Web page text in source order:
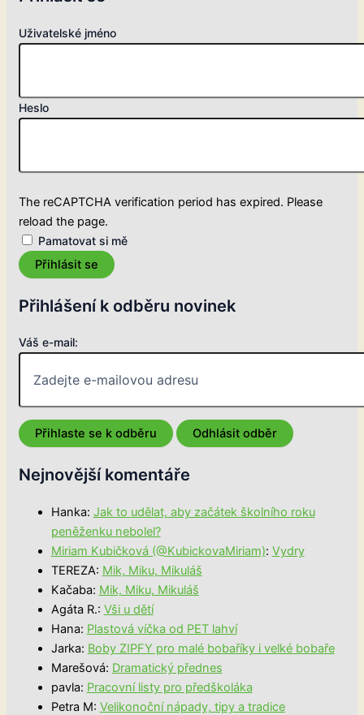
Uživatelské jméno
Heslo
The reCAPTCHA verification period has expired. Please
reload the page.
Pamatovat si mě
Přihlásit se
Přihlášení k odběru novinek
Váš e-mail:
Nejnovější komentáře
Hanka: Jak to udělat, aby začátek školního roku
peněženku nebolel?
Miriam Kubičková (@KubickovaMiriam): Vydry
TEREZA: Mik, Miku, Mikuláš
Kačaba: Mik, Miku, Mikuláš
Agáta R.: Vši u dětí
Hana: Plastová víčka od PET lahví
Jarka: Boby ZIPFY pro malé bobaříky i velké bobaře
Marešová: Dramatický přednes
pavla: Pracovní listy pro předškoláka
Petra M: Velikonoční nápady, tipy a tradice